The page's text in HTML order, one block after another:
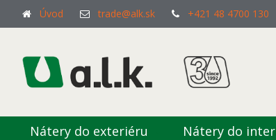
Úvod trade@alk.sk +421 48 4700 130
Nátery do exteriéru Nátery do